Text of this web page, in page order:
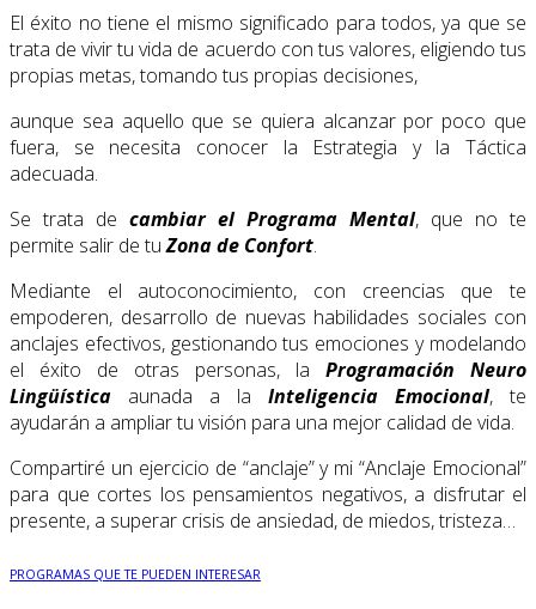
El éxito no tiene el mismo significado para todos, ya que se
trata de vivir tu vida de acuerdo con tus valores, eligiendo tus
propias metas, tomando tus propias decisiones,
aunque sea aquello que se quiera alcanzar por poco que
fuera, se necesita conocer la Estrategia y la Táctica
adecuada.
Se trata de cambiar el Programa Mental, que no te
permite salir de tuZona de Confort.
Mediante el autoconocimiento, con creencias que te
empoderen, desarrollo de nuevas habilidades sociales con
anclajes efectivos, gestionando tus emociones y modelando
el éxito de otras personas, la Programación Neuro
Lingüística aunada a la Inteligencia Emocional, te
ayudarán a ampliar tu visión para una mejor calidad de vida.
Compartiré un ejercicio de “anclaje” y mi “Anclaje Emocional”
para que cortes los pensamientos negativos, a disfrutar el
presente, a superar crisis de ansiedad, de miedos, tristeza…
PROGRAMAS QUE TE PUEDEN INTERESAR